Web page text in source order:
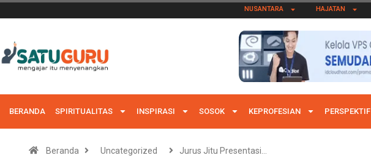
NUSANTARA HAJATAN
BERANDA SPIRITUALITAS INSPIRASI SOSOK KEPROFESIAN PERSPEKTIF
Beranda Uncategorized Jurus Jitu Presentasi…